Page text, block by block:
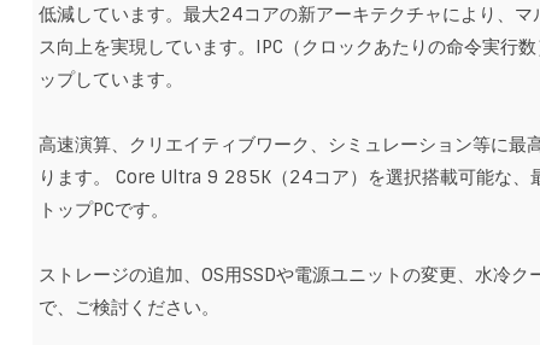
低減しています。最大24コアの新アーキテクチャにより、
ス向上を実現しています。IPC（クロックあたりの命令実行
ップしています。
高速演算、クリエイティブワーク、シミュレーション等に
ります。 Core Ultra 9 285K（24コア）を選択搭載可能な
トップPCです。
ストレージの追加、OS用SSDや電源ユニットの変更、水冷
で、ご検討ください。